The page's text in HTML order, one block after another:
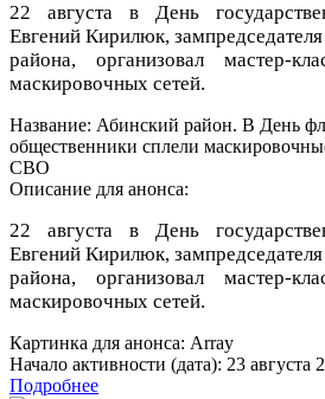
22 августа в День
Евгений Кирилюк,
района, организовал мастер-
маскировочных сетей.
Название: Абинский район. В День
общественники сплели
СВО
Описание для анонса:
22 августа в День
Евгений Кирилюк,
района, организовал мастер-
маскировочных сетей.
Картинка для анонса: Array
Начало активности (дата): 23 августа
Подробнее